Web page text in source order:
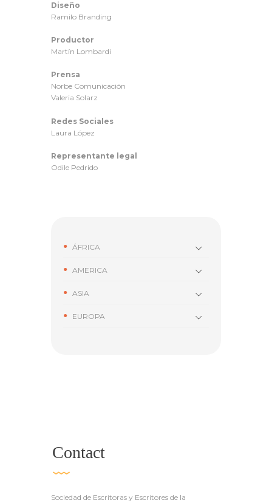
Diseño
Ramilo Branding
Productor
Martín Lombardi
Prensa
Norbe Comunicación
Valeria Solarz
Redes Sociales
Laura López
Representante legal
Odile Pedrido
ÁFRICA
AMERICA
ASIA
EUROPA
Contact
Sociedad de Escritoras y Escritores de la